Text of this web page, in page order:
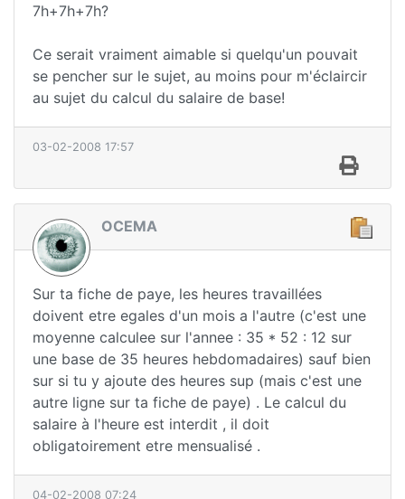
7h+7h+7h?
Ce serait vraiment aimable si quelqu'un pouvait
se pencher sur le sujet, au moins pour m'éclaircir
au sujet du calcul du salaire de base!
03-02-2008 17:57
OCEMA
Sur ta fiche de paye, les heures travaillées
doivent etre egales d'un mois a l'autre (c'est une
moyenne calculee sur l'annee : 35 * 52 : 12 sur
une base de 35 heures hebdomadaires) sauf bien
sur si tu y ajoute des heures sup (mais c'est une
autre ligne sur ta fiche de paye) . Le calcul du
salaire à l'heure est interdit , il doit
obligatoirement etre mensualisé .
04-02-2008 07:24